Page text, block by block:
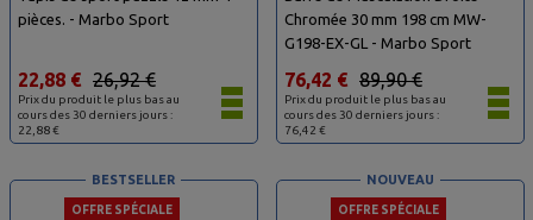
pièces. - Marbo Sport
Prix du produit le plus bas au
cours des 30 derniers jours :
22,88 €
26,92 €
22,88 €
Chromée 30 mm 198 cm MW-
G198-EX-GL - Marbo Sport
Prix du produit le plus bas au
cours des 30 derniers jours :
76,42 €
89,90 €
76,42 €
OFFRE SPÉCIALE
BESTSELLER
OFFRE SPÉCIALE
NOUVEAU